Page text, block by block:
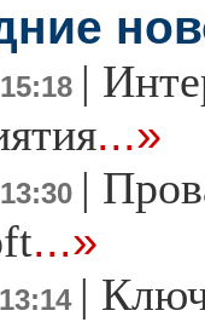
|
...»
|
...»
|